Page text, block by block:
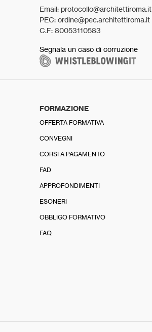
Email: protocollo@architettiroma.it
PEC: ordine@pec.architettiroma.it
C.F: 80053110583
Segnala un caso di corruzione
FORMAZIONE
OFFERTA FORMATIVA
CONVEGNI
CORSI A PAGAMENTO
FAD
APPROFONDIMENTI
ESONERI
OBBLIGO FORMATIVO
FAQ